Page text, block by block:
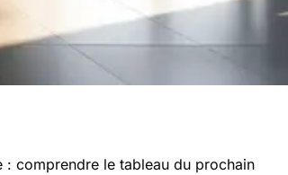
: comprendre le tableau du prochain